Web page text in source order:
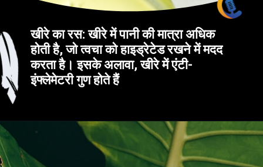
खीरे का रस: खीरे में पानी की मात्रा अधिक
होती है, जो त्वचा को हाइड्रेटेड रखने में मदद
करता है। इसके अलावा, खीरे में एंटी-
इंफ्लेमेटरी गुण होते हैं